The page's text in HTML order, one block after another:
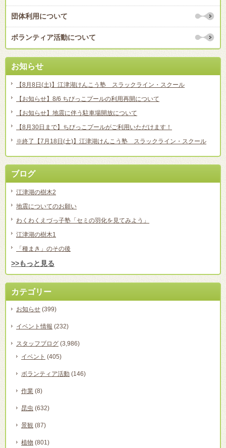
団体利用について
ボランティア活動について
お知らせ
【8月8日(土)】江津湖けんこう塾 スラックライン・スクール
【お知らせ】8/6 ちびっこプールの利用再開について
【お知らせ】地震に伴う駐車場開放について
【8月30日まで】ちびっこプールがご利用いただけます！
※終了【7月18日(土)】江津湖けんこう塾 スラックライン・スクール
ブログ
江津湖の樹木2
地震についてのお願い
わくわくえづっ子塾「セミの羽化を見てみよう」
江津湖の樹木1
「種まき」のその後
>>もっと見る
カテゴリー
お知らせ (399)
イベント情報 (232)
スタッフブログ (3,986)
イベント (405)
ボランティア活動 (146)
作業 (8)
昆虫 (632)
景観 (87)
植物 (801)